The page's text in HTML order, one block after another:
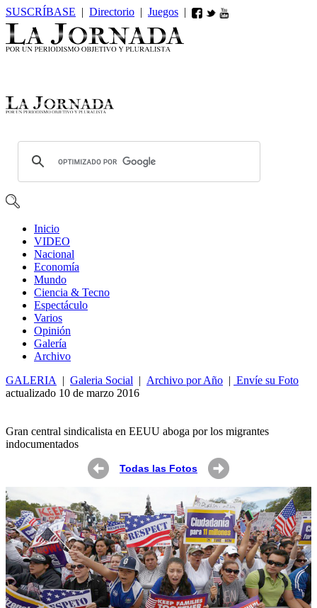
SUSCRÍBASE | Directorio | Juegos |
Inicio
VIDEO
Nacional
Economía
Mundo
Ciencia & Tecno
Espectáculo
Varios
Opinión
Galería
Archivo
GALERIA
| Galeria Social | Archivo por Año | Envíe su Foto
actualizado 10 de marzo 2016
Gran central sindicalista en EEUU aboga por los migrantes
indocumentados
Todas las Fotos